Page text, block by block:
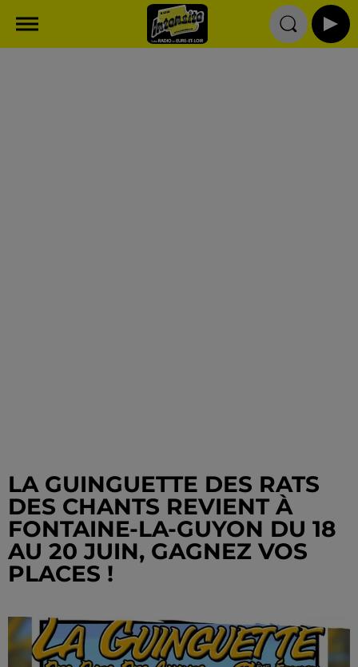
LA GUINGUETTE DES RATS
DES CHANTS REVIENT À
FONTAINE-LA-GUYON DU 18
AU 20 JUIN, GAGNEZ VOS
PLACES !